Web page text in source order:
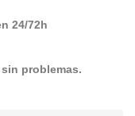
24/72h
problemas.